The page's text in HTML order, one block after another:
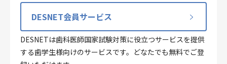
DESNET会員サービス
DESNETは歯科医師国家試験対策に役立つサービスを提供
する歯学生様向けのサービスです。どなたでも無料でご登